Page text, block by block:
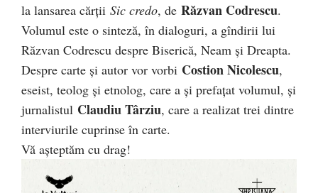
la lansarea cărţii Sic credo, de Răzvan Codrescu.
Volumul este o sinteză, în dialoguri, a gîndirii lui
Răzvan Codrescu despre Biserică, Neam şi Dreapta.
Despre carte şi autor vor vorbi Costion Nicolescu,
eseist, teolog şi etnolog, care a şi prefaţat volumul, şi
jurnalistul Claudiu Târziu, care a realizat trei dintre
interviurile cuprinse în carte.
Vă așteptăm cu drag!